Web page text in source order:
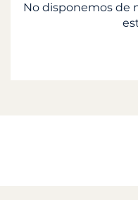
No disponemos de